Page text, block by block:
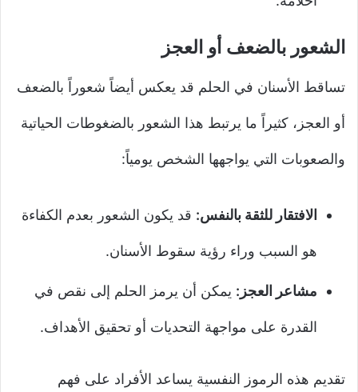
الشعور بالضعف أو العجز
تساقط الأسنان في الحلم قد يعكس أيضاً شعوراً بالضعف
أو العجز، كثيراً ما يرتبط هذا الشعور بالضغوطات الحياتية
والصعوبات التي يواجهها الشخص يومياً:
الافتقار للثقة بالنفس: قد يكون الشعور بعدم الكفاءة
هو السبب وراء رؤية سقوط الأسنان.
مشاعر العجز: يمكن أن يرمز الحلم إلى نقص في
القدرة على مواجهة التحديات أو تحقيق الأهداف.
تقديم هذه الرموز النفسية يساعد الأفراد على فهم